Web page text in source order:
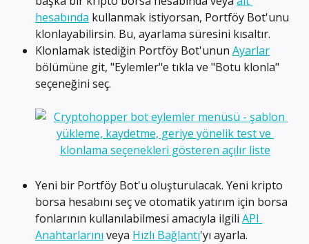
hesabında kullanmak istiyorsan, Portföy Bot'unu
klonlayabilirsin. Bu, ayarlama süresini kısaltır.
Klonlamak istediğin Portföy Bot'unun Ayarlar
bölümüne git, "Eylemler"e tıkla ve "Botu klonla"
seçeneğini seç.
Yeni bir Portföy Bot'u oluşturulacak. Yeni kripto
borsa hesabını seç ve otomatik yatırım için borsa
fonlarının kullanılabilmesi amacıyla ilgili API
Anahtarlarını veya Hızlı Bağlantı'yı ayarla.